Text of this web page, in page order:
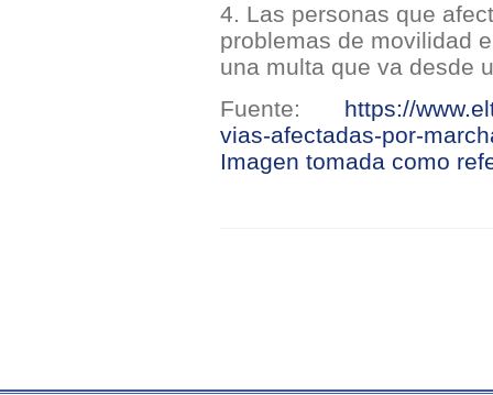
4. Las personas que
problemas de movilidad
una multa que va desde
Fuente: https://
vias-afectadas-por-
Imagen tomada como